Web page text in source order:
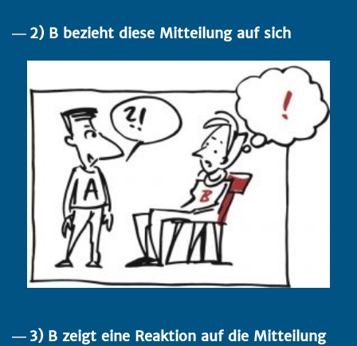
2) B bezieht diese Mitteilung auf sich
3) B zeigt eine Reaktion auf die Mitteilung